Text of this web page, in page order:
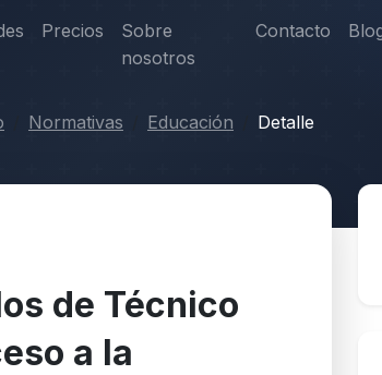
Precios
Sobre
nosotros
Contacto
Normativas Educación Detalle
de Técnico
a la